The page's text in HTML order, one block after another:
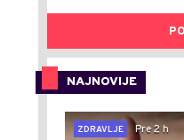
NAJNOVIJE
ZDRAVLJE
Pre 2 h